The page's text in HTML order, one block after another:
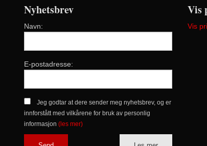
Nyhetsbrev
Navn:
E-postadresse:
Jeg godtar at dere sender meg nyhetsbrev, og er
innforstått med vilkårene for bruk av personlig
informasjon (les mer)
Vis
Vis